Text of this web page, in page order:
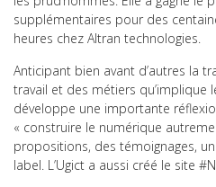
supplémentaires pour des
heures chez Altran technologies.
Anticipant bien avant d’autres la
travail et des métiers qu’implique
développe une importante
« construire le numérique
propositions, des témoignages,
label. L’Ugict a aussi créé le site